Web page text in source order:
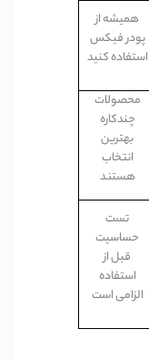
همیشه از
پودر فیکس
استفاده کنید
محصولات
چندکاره
بهترین
انتخاب
هستند
تست
حساسیت
قبل از
استفاده
الزامی است